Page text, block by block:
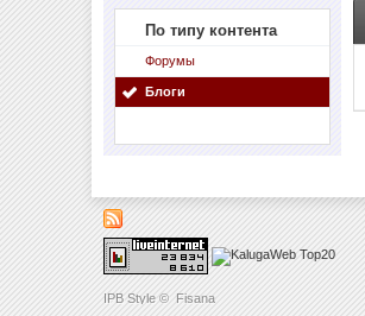
IPB Style © Fisana
По типу контента
Форумы
Блоги